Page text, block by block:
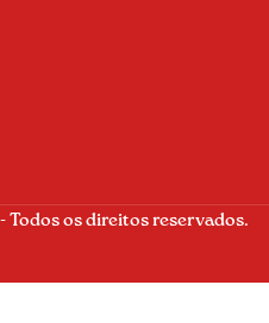
os direitos reservados.